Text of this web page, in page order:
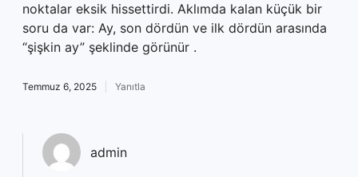
noktalar eksik hissettirdi. Aklımda kalan küçük bir
soru da var: Ay, son dördün ve ilk dördün arasında
“şişkin ay” şeklinde görünür .
Temmuz 6, 2025 Yanıtla
admin